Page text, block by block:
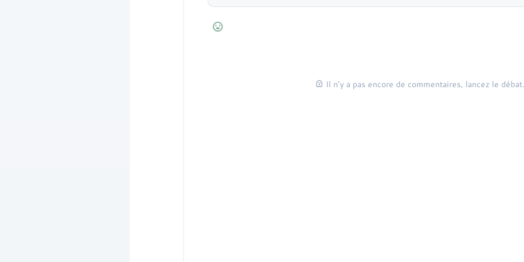
Il n'y a pas encore de commentaires, lancez le débat.